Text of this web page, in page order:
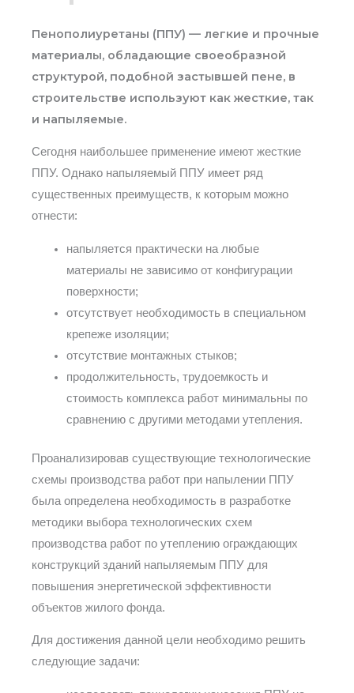
Пенополиуретаны (ППУ) — легкие и прочные
материалы, обладающие своеобразной
структурой, подобной застывшей пене, в
строительстве используют как жесткие, так
и напыляемые.
Сегодня наибольшее применение имеют жесткие
ППУ. Однако напыляемый ППУ имеет ряд
существенных преимуществ, к которым можно
отнести:
напыляется практически на любые
материалы не зависимо от конфигурации
поверхности;
отсутствует необходимость в специальном
крепеже изоляции;
отсутствие монтажных стыков;
продолжительность, трудоемкость и
стоимость комплекса работ минимальны по
сравнению с другими методами утепления.
Проанализировав существующие технологические
схемы производства работ при напылении ППУ
была определена необходимость в разработке
методики выбора технологических схем
производства работ по утеплению ограждающих
конструкций зданий напыляемым ППУ для
повышения энергетической эффективности
объектов жилого фонда.
Для достижения данной цели необходимо решить
следующие задачи: